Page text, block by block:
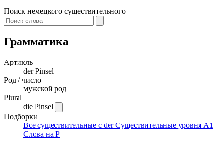
Поиск немецкого существительного
Грамматика
Артикль
derPinsel
Род / число
мужской род
Plural
die Pinsel
Подборки
Все существительные с derСуществительные уровня A1
Слова на P